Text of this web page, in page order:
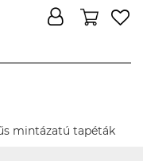
mintázatú tapéták